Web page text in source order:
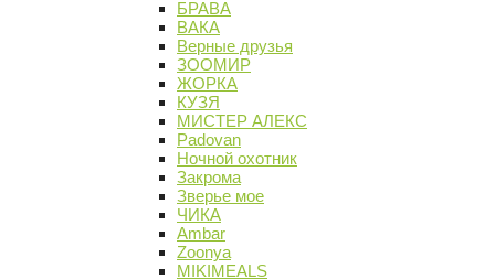
БРАВА
ВАКА
Верные друзья
ЗООМИР
ЖОРКА
КУЗЯ
МИСТЕР АЛЕКС
Padovan
Ночной охотник
Закрома
Зверье мое
ЧИКА
Ambar
Zoonya
MIKIMEALS